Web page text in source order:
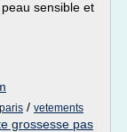
sensible et
/ vetements
grossesse pas